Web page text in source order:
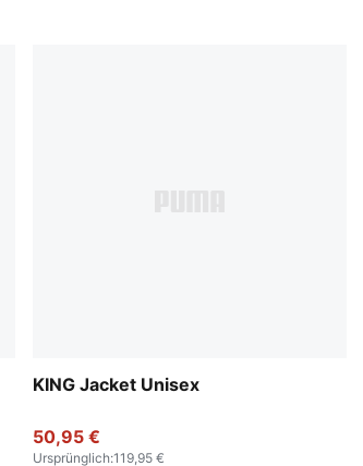
KING Jacket Unisex
50,95 €
Ursprünglich:119,95 €